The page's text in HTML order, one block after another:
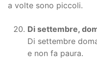
a volte sono piccoli.
Di settembre,
Di settembre
e non fa paura.